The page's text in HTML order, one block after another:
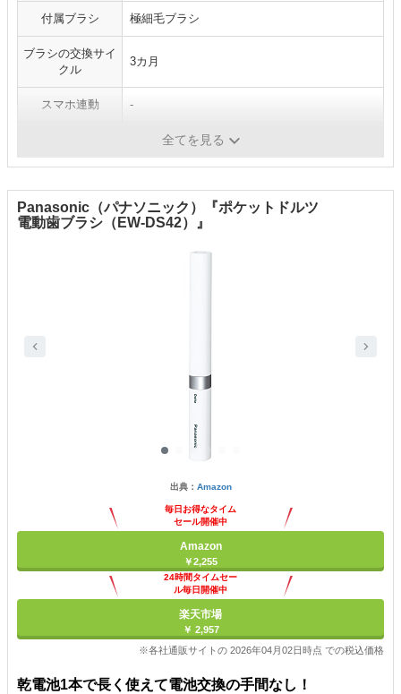
付属ブラシ 極細毛ブラシ
ブラシの交換サイ
クル
3カ月
スマホ連動 -
電池式（単4形アルカリ乾電池1本）
全てを見る
Panasonic（パナソニック）『ポケットドルツ
電動歯ブラシ（EW-DS42）』
出典： Amazon
毎日お得なタイム
セール開催中
Amazon
￥2,255
24時間タイムセー
ル毎日開催中
楽天市場
￥ 2,957
※各社通販サイトの 2026年04月02日時点 での税込価格
乾電池1本で長く使えて電池交換の手間なし！